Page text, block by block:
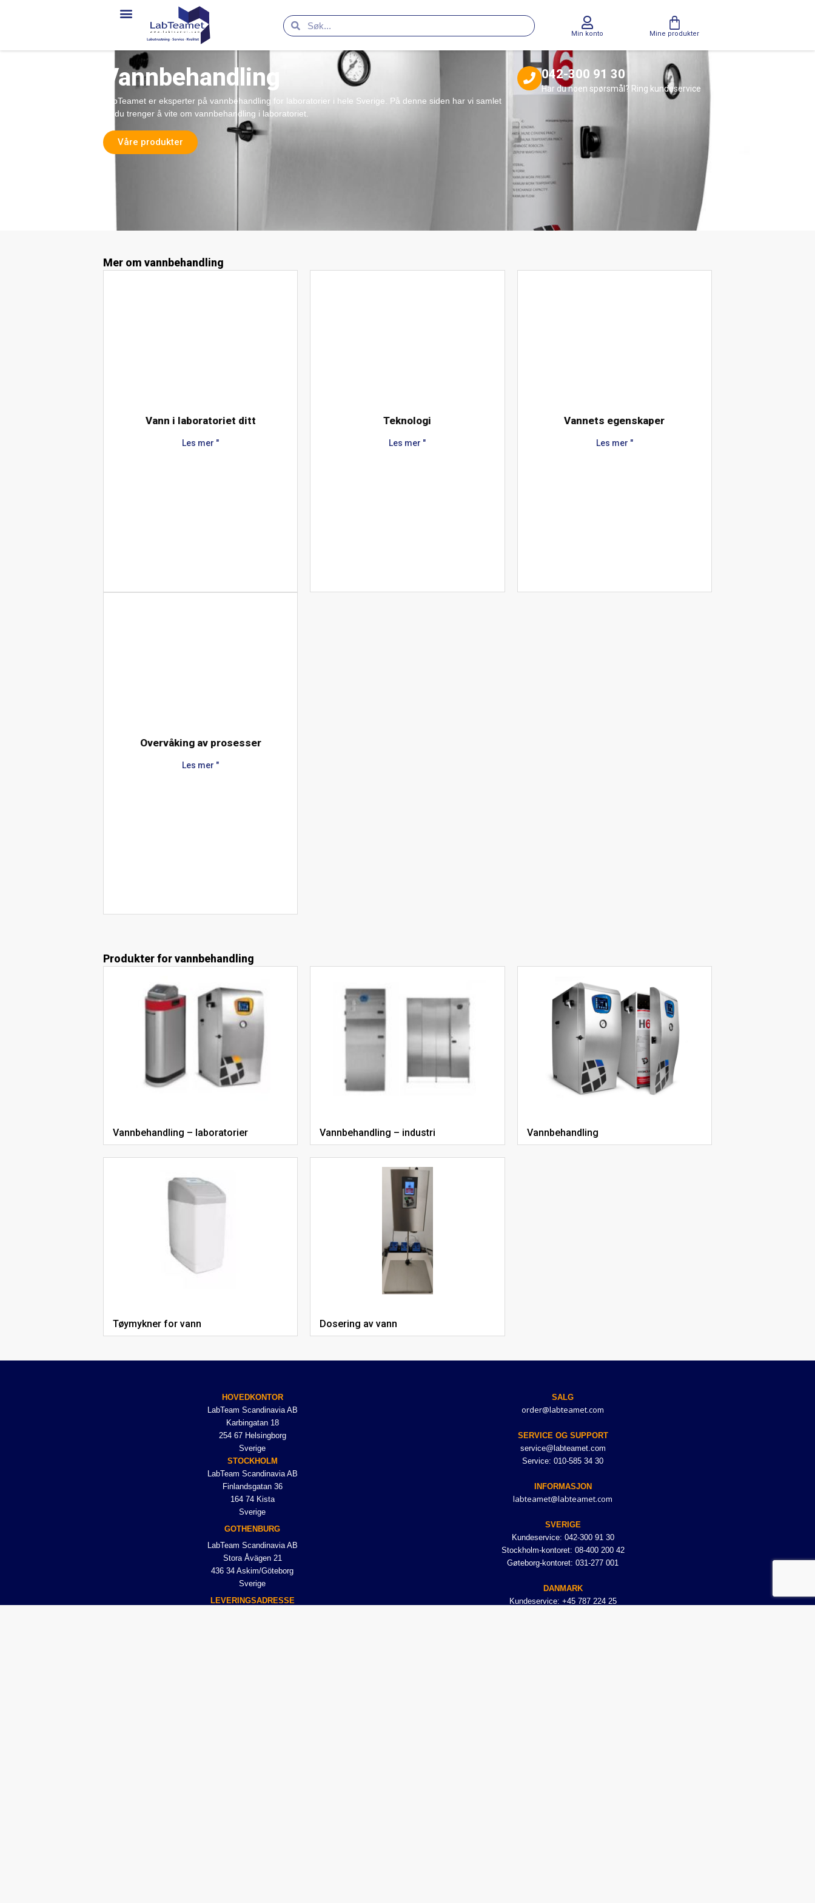
Min konto Mine produkter
Vannbehandling
LabTeamet er eksperter på vannbehandling for laboratorier i hele Sverige. På denne siden har vi samlet
alt du trenger å vite om vannbehandling i laboratoriet.
Våre produkter
042-300 91 30
Har du noen spørsmål? Ring kundeservice
Mer om vannbehandling
Vann i laboratoriet ditt
Les mer "
Teknologi
Les mer "
Vannets egenskaper
Les mer "
Overvåking av prosesser
Les mer "
Produkter for vannbehandling
Vannbehandling – laboratorier Vannbehandling – industri Vannbehandling
Tøymykner for vann Dosering av vann
HOVEDKONTOR
LabTeam Scandinavia AB
Karbingatan 18
254 67 Helsingborg
Sverige
STOCKHOLM
LabTeam Scandinavia AB
Finlandsgatan 36
164 74 Kista
Sverige
GOTHENBURG
LabTeam Scandinavia AB
Stora Åvägen 21
436 34 Askim/Göteborg
Sverige
LEVERINGSADRESSE
SALG
order@labteamet.com
SERVICE OG SUPPORT
service@labteamet.com
Service: 010-585 34 30
INFORMASJON
labteamet@labteamet.com
SVERIGE
Kundeservice: 042-300 91 30
Stockholm-kontoret: 08-400 200 42
Gøteborg-kontoret: 031-277 001
DANMARK
Kundeservice: +45 787 224 25